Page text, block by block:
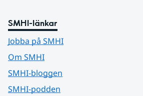
SMHI-länkar
Jobba på SMHI
Om SMHI
SMHI-bloggen
SMHI-podden